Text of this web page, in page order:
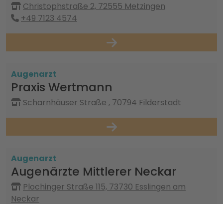
Christophstraße 2, 72555 Metzingen
+49 7123 4574
Augenarzt
Praxis Wertmann
Scharnhäuser Straße , 70794 Filderstadt
Augenarzt
Augenärzte Mittlerer Neckar
Plochinger Straße 115, 73730 Esslingen am
Neckar